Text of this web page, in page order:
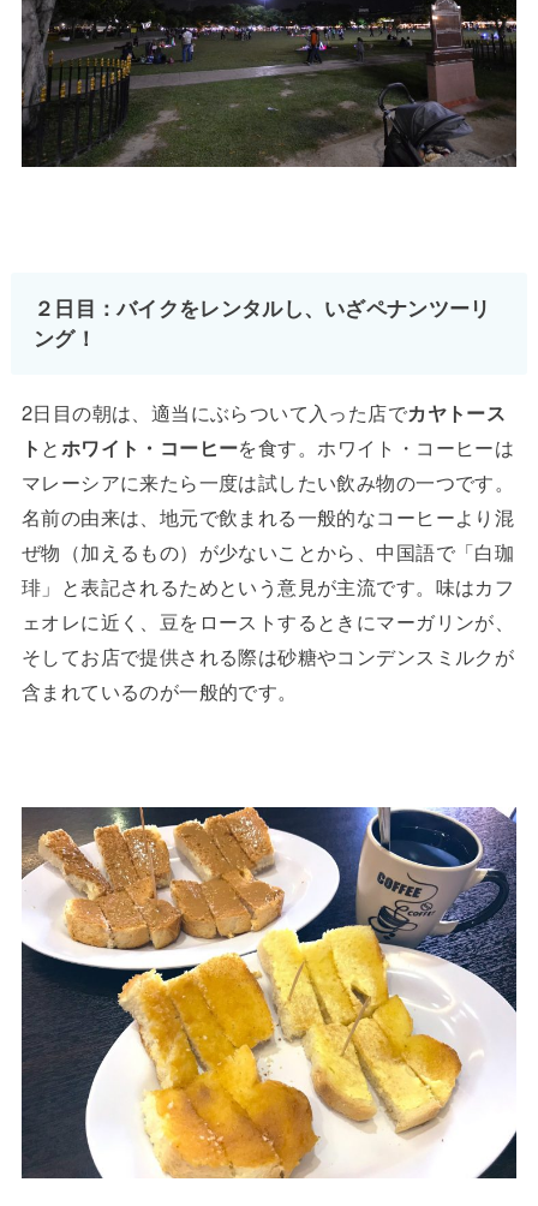
２日目：バイクをレンタルし、いざペナンツーリ
ング！
2日目の朝は、適当にぶらついて入った店でカヤトース
ト とホワイト・コーヒーを食す。ホワイト・コーヒーは
マレーシアに来たら一度は試したい飲み物の一つです。
名前の由来は、地元で飲まれる一般的なコーヒーより混
ぜ物（加えるもの）が少ないことから、中国語で「白珈
琲」と表記されるためという意見が主流です。味はカフ
ェオレに近く、豆をローストするときにマーガリンが、
そしてお店で提供される際は砂糖やコンデンスミルクが
含まれているのが一般的です。